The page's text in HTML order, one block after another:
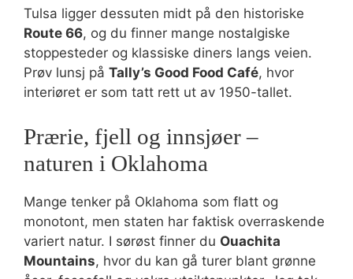
Tulsa ligger dessuten midt på den historiske
Route 66, og du finner mange nostalgiske
stoppesteder og klassiske diners langs veien.
Prøv lunsj på Tally’s Good Food Café, hvor
interiøret er som tatt rett ut av 1950-tallet.
Prærie, fjell og innsjøer –
naturen i Oklahoma
Mange tenker på Oklahoma som flatt og
monotont, men staten har faktisk overraskende
variert natur. I sørøst finner du Ouachita
Mountains, hvor du kan gå turer blant grønne